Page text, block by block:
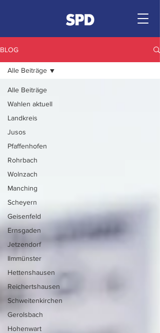
BLOG
Alle Beiträge
Wahlen aktuell
Landkreis
Jusos
Pfaffenhofen
Rohrbach
Wolnzach
Manching
Scheyern
Geisenfeld
Ernsgaden
Jetzendorf
Ilmmünster
Hettenshausen
Reichertshausen
Schweitenkirchen
Gerolsbach
Hohenwart
Alle Beiträge